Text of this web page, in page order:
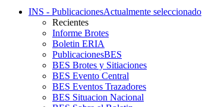
INS - PublicacionesActualmente seleccionado
Recientes
Informe Brotes
Boletin ERIA
PublicacionesBES
BES Brotes y Sitiaciones
BES Evento Central
BES Eventos Trazadores
BES Situacion Nacional